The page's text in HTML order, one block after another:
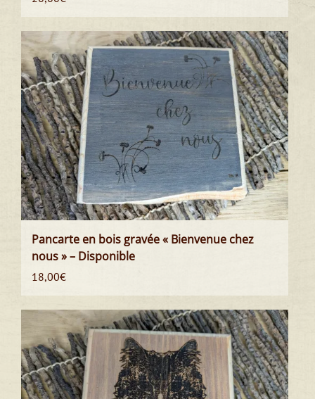
Pancarte en bois gravée « Bienvenue chez
nous » – Disponible
18,00€